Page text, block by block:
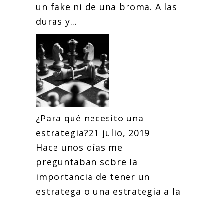
un fake ni de una broma. A las
duras y...
¿Para qué necesito una
estrategia?21 julio, 2019
Hace unos días me
preguntaban sobre la
importancia de tener un
estratega o una estrategia a la